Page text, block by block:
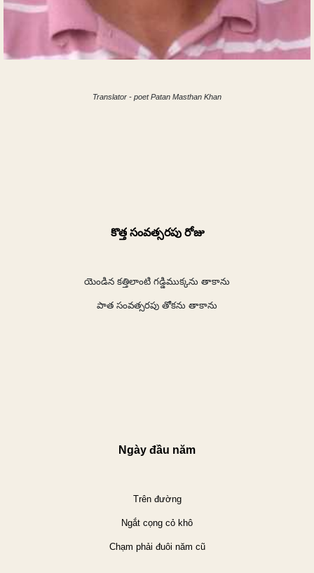
Translator - poet Patan Masthan Khan
కొత్త సంవత్సరపు రోజు
యెండిన కత్తిలాంటి గడ్డిముక్కను తాకాను
పాత సంవత్సరపు తోకను తాకాను
Ngày đầu năm
Trên đường
Ngắt cọng cỏ khô
Chạm phải đuôi năm cũ